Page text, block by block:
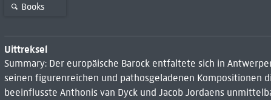
Books
Uittreksel
Summary: Der europäische Barock entfaltete sich in
seinen figurenreichen und pathosgeladenen Kompositionen
beeinflusste Anthonis van Dyck und Jacob Jordaens